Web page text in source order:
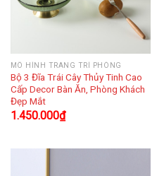
MÔ HÌNH TRANG TRÍ PHÒNG
Bộ 3 Đĩa Trái Cây Thủy Tinh Cao
Cấp Decor Bàn Ăn, Phòng Khách
Đẹp Mắt
1.450.000₫